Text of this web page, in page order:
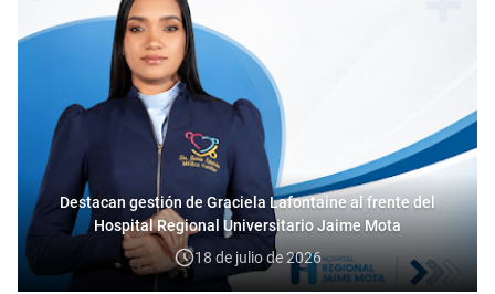
Destacan gestión de Graciela Lafontaine al frente del
Hospital Regional Universitario Jaime Mota
18 de julio de 2026